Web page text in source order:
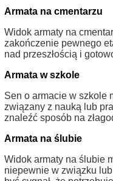
Armata na cmentarzu
Widok armaty na
zakończenie pewnego
nad przeszłością i
Armata w szkole
Sen o armacie w szkole
związany z nauką lub
znaleźć sposób na
Armata na ślubie
Widok armaty na ślubie
niepewnie w związku